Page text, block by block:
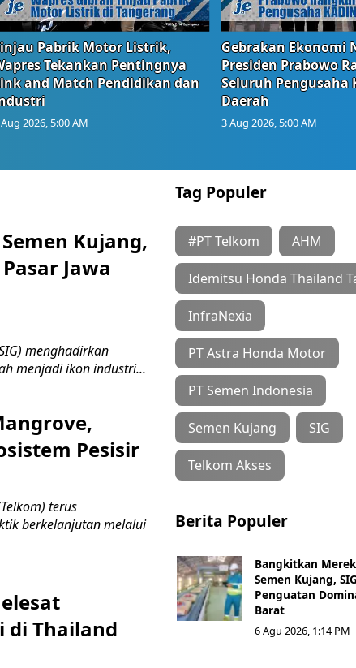
Pabrik Motor Listrik,
Tekankan Pentingnya
and Match Pendidikan dan
2026, 5:00 AM
Gebrakan Ekonomi
Presiden Prabowo
Seluruh Pengusaha
Daerah
3 Aug 2026, 5:00 AM
Kujang,
Jawa
menghadirkan
menjadi ikon industri...
Pesisir
terus
berkelanjutan melalui
di Thailand
Tag Populer
#PT Telkom AHM
Idemitsu Honda Thailand
InfraNexia
PT Astra Honda Motor
PT Semen Indonesia
Semen Kujang SIG
Telkom Akses
Berita Populer
Bangkitkan
Semen Kujang,
Penguatan
Barat
6 Agu 2026, 1:14 PM